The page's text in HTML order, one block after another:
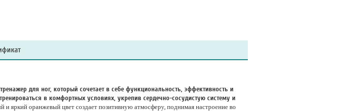
для ног, который сочетает в себе функциональность, эффективность и
в комфортных условиях, укрепив сердечно-сосудистую систему и
яркий оранжевый цвет создает позитивную атмосферу, поднимая настроение во